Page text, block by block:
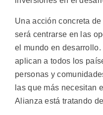
Una acción concreta
será centrarse en las
el mundo en
aplican a todos los
personas y
las que más necesitan
Alianza está tratando